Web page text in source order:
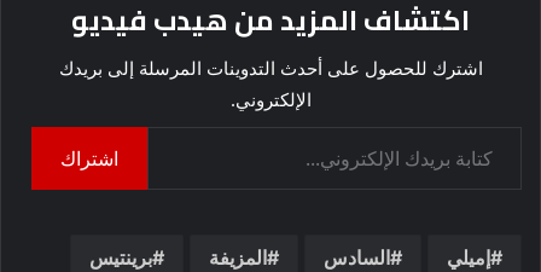
اكتشاف المزيد من هيدب فيديو
اشترك للحصول على أحدث التدوينات المرسلة إلى بريدك
الإلكتروني.
اشتراك
إميلي السادس المزيفة برينتيس